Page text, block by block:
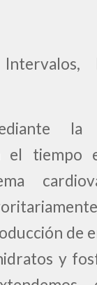
la
el tiempo
de
y